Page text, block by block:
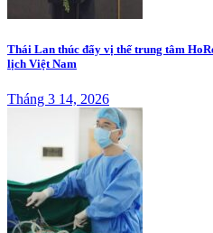
Thái Lan thúc đẩy vị thế trung tâm
lịch Việt Nam
Tháng 3 14, 2026